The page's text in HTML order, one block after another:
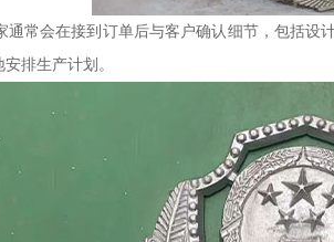
常会在接到订单后与客户确认细节，包括
排生产计划。